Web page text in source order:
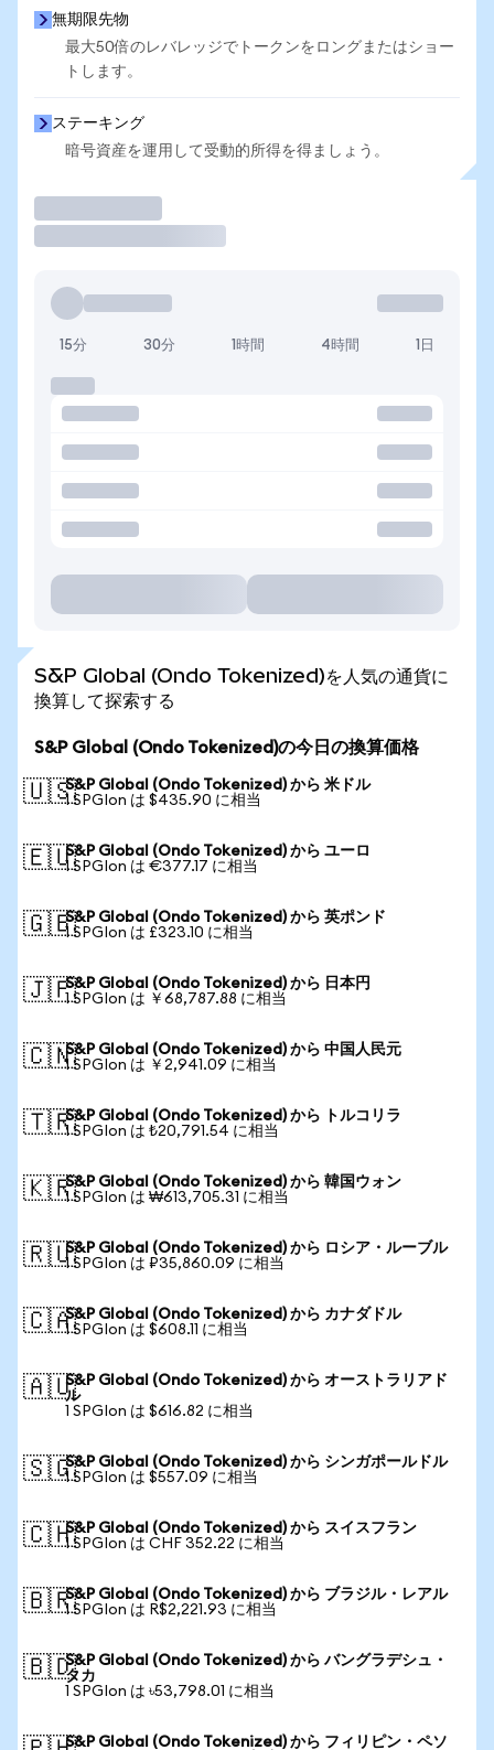
無期限先物
最大50倍のレバレッジでトークンをロングまたはショー
トします。
ステーキング
暗号資産を運用して受動的所得を得ましょう。
15分 30分 1時間 4時間 1日
S&P Global (Ondo Tokenized)を人気の通貨に
換算して探索する
S&P Global (Ondo Tokenized)の今日の換算価格
🇺🇸S&P Global (Ondo Tokenized) から 米ドル
1 SPGIon は $435.90 に相当
🇪🇺S&P Global (Ondo Tokenized) から ユーロ
1 SPGIon は €377.17 に相当
🇬🇧S&P Global (Ondo Tokenized) から 英ポンド
1 SPGIon は £323.10 に相当
🇯🇵S&P Global (Ondo Tokenized) から 日本円
1 SPGIon は ￥68,787.88 に相当
🇨🇳S&P Global (Ondo Tokenized) から 中国人民元
1 SPGIon は ￥2,941.09 に相当
🇹🇷S&P Global (Ondo Tokenized) から トルコリラ
1 SPGIon は ₺20,791.54 に相当
🇰🇷S&P Global (Ondo Tokenized) から 韓国ウォン
1 SPGIon は ₩613,705.31 に相当
🇷🇺S&P Global (Ondo Tokenized) から ロシア・ルーブル
1 SPGIon は ₽35,860.09 に相当
🇨🇦S&P Global (Ondo Tokenized) から カナダドル
1 SPGIon は $608.11 に相当
🇦🇺S&P Global (Ondo Tokenized) から オーストラリアド
ル
1 SPGIon は $616.82 に相当
🇸🇬S&P Global (Ondo Tokenized) から シンガポールドル
1 SPGIon は $557.09 に相当
🇨🇭S&P Global (Ondo Tokenized) から スイスフラン
1 SPGIon は CHF 352.22 に相当
🇧🇷S&P Global (Ondo Tokenized) から ブラジル・レアル
1 SPGIon は R$2,221.93 に相当
🇧🇩S&P Global (Ondo Tokenized) から バングラデシュ・
タカ
1 SPGIon は ৳53,798.01 に相当
S&P Global (Ondo Tokenized) から フィリピン・ペソ